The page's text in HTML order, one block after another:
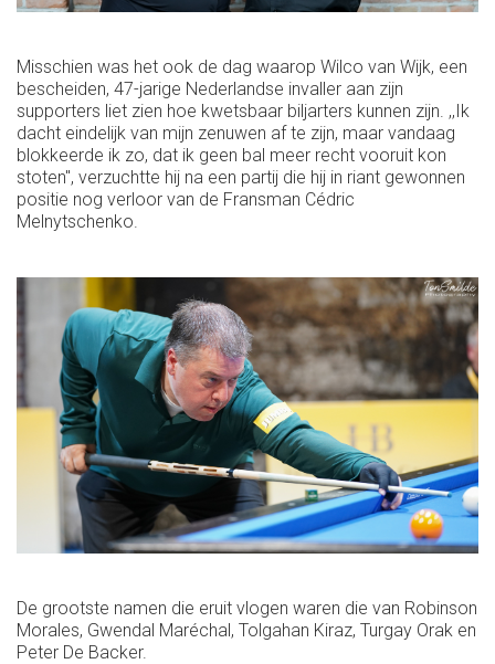
Misschien was het ook de dag waarop Wilco van Wijk, een
bescheiden, 47-jarige Nederlandse invaller aan zijn
supporters liet zien hoe kwetsbaar biljarters kunnen zijn. ,,Ik
dacht eindelijk van mijn zenuwen af te zijn, maar vandaag
blokkeerde ik zo, dat ik geen bal meer recht vooruit kon
stoten'', verzuchtte hij na een partij die hij in riant gewonnen
positie nog verloor van de Fransman Cédric
Melnytschenko.
De grootste namen die eruit vlogen waren die van Robinson
Morales, Gwendal Maréchal, Tolgahan Kiraz, Turgay Orak en
Peter De Backer.